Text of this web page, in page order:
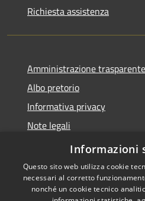
Richiesta assistenza
Amministrazione trasparente
Albo pretorio
Informativa privacy
Note legali
Dichiarazione di accessibilità
Informazioni
Questo sito web utilizza cookie
necessari al corretto
nonché un cookie tecnico